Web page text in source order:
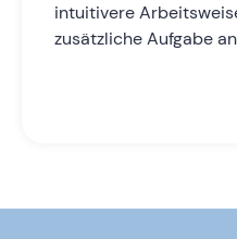
intuitivere
zusätzliche Aufgabe